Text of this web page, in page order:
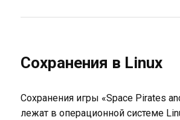
Сохранения в Linux
Сохранения игры «Space Pirates
лежат в операционной системе